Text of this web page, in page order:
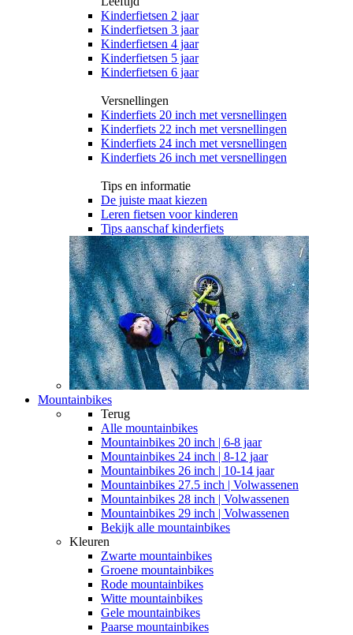
Kinderfietsen 2 jaar
Kinderfietsen 3 jaar
Kinderfietsen 4 jaar
Kinderfietsen 5 jaar
Kinderfietsen 6 jaar
Versnellingen
Kinderfiets 20 inch met versnellingen
Kinderfiets 22 inch met versnellingen
Kinderfiets 24 inch met versnellingen
Kinderfiets 26 inch met versnellingen
Tips en informatie
De juiste maat kiezen
Leren fietsen voor kinderen
Tips aanschaf kinderfiets
Mountainbikes
Terug
Alle mountainbikes
Mountainbikes 20 inch | 6-8 jaar
Mountainbikes 24 inch | 8-12 jaar
Mountainbikes 26 inch | 10-14 jaar
Mountainbikes 27.5 inch | Volwassenen
Mountainbikes 28 inch | Volwassenen
Mountainbikes 29 inch | Volwassenen
Bekijk alle mountainbikes
Kleuren
Zwarte mountainbikes
Groene mountainbikes
Rode mountainbikes
Witte mountainbikes
Gele mountainbikes
Paarse mountainbikes